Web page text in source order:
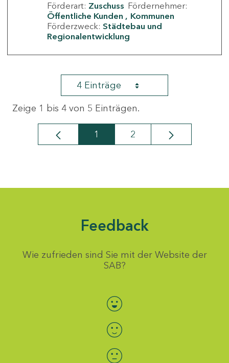
Förderart: Zuschuss Fördernehmer:
Öffentliche Kunden
Kommunen
Förderzweck: Städtebau und
Regionalentwicklung
4 Einträge
Zeige 1 bis 4 von 5 Einträgen.
Seite
1 Seite
2
Feedback
Wie zufrieden sind Sie mit der Website der
SAB?
Bewertung auswählen